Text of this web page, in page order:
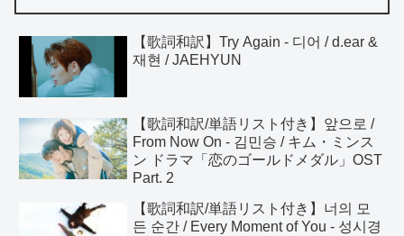
【歌詞和訳】Try Again - 디어 / d.ear &
재현 / JAEHYUN
【歌詞和訳/単語リスト付き】앞으로 /
From Now On - 김민승 / キム・ミンス
ン ドラマ「恋のゴールドメダル」OST
Part. 2
【歌詞和訳/単語リスト付き】너의 모
든 순간 / Every Moment of You - 성시경